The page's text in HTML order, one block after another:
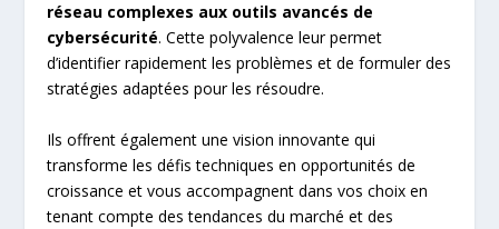
réseau complexes aux outils avancés de
cybersécurité. Cette polyvalence leur permet
d’identifier rapidement les problèmes et de formuler des
stratégies adaptées pour les résoudre.
Ils offrent également une vision innovante qui
transforme les défis techniques en opportunités de
croissance et vous accompagnent dans vos choix en
tenant compte des tendances du marché et des